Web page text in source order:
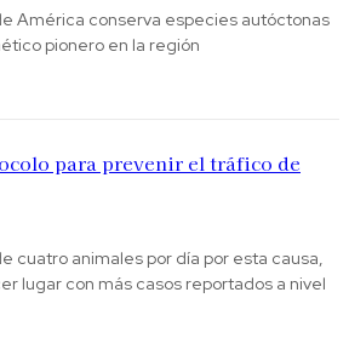
América conserva especies autóctonas
pionero en la región
para prevenir el tráfico de
cuatro animales por día por esta causa,
lugar con más casos reportados a nivel